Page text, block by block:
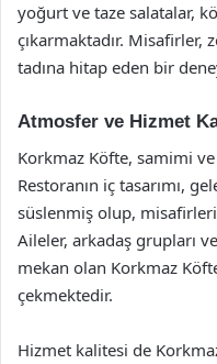
yoğurt ve taze salatalar,
çıkarmaktadır. Misafirler,
tadına hitap eden bir
Atmosfer ve Hizmet
Korkmaz Köfte, samimi
Restoranın iç tasarımı,
süslenmiş olup,
Aileler, arkadaş grupları
mekan olan Korkmaz
çekmektedir.
Hizmet kalitesi de